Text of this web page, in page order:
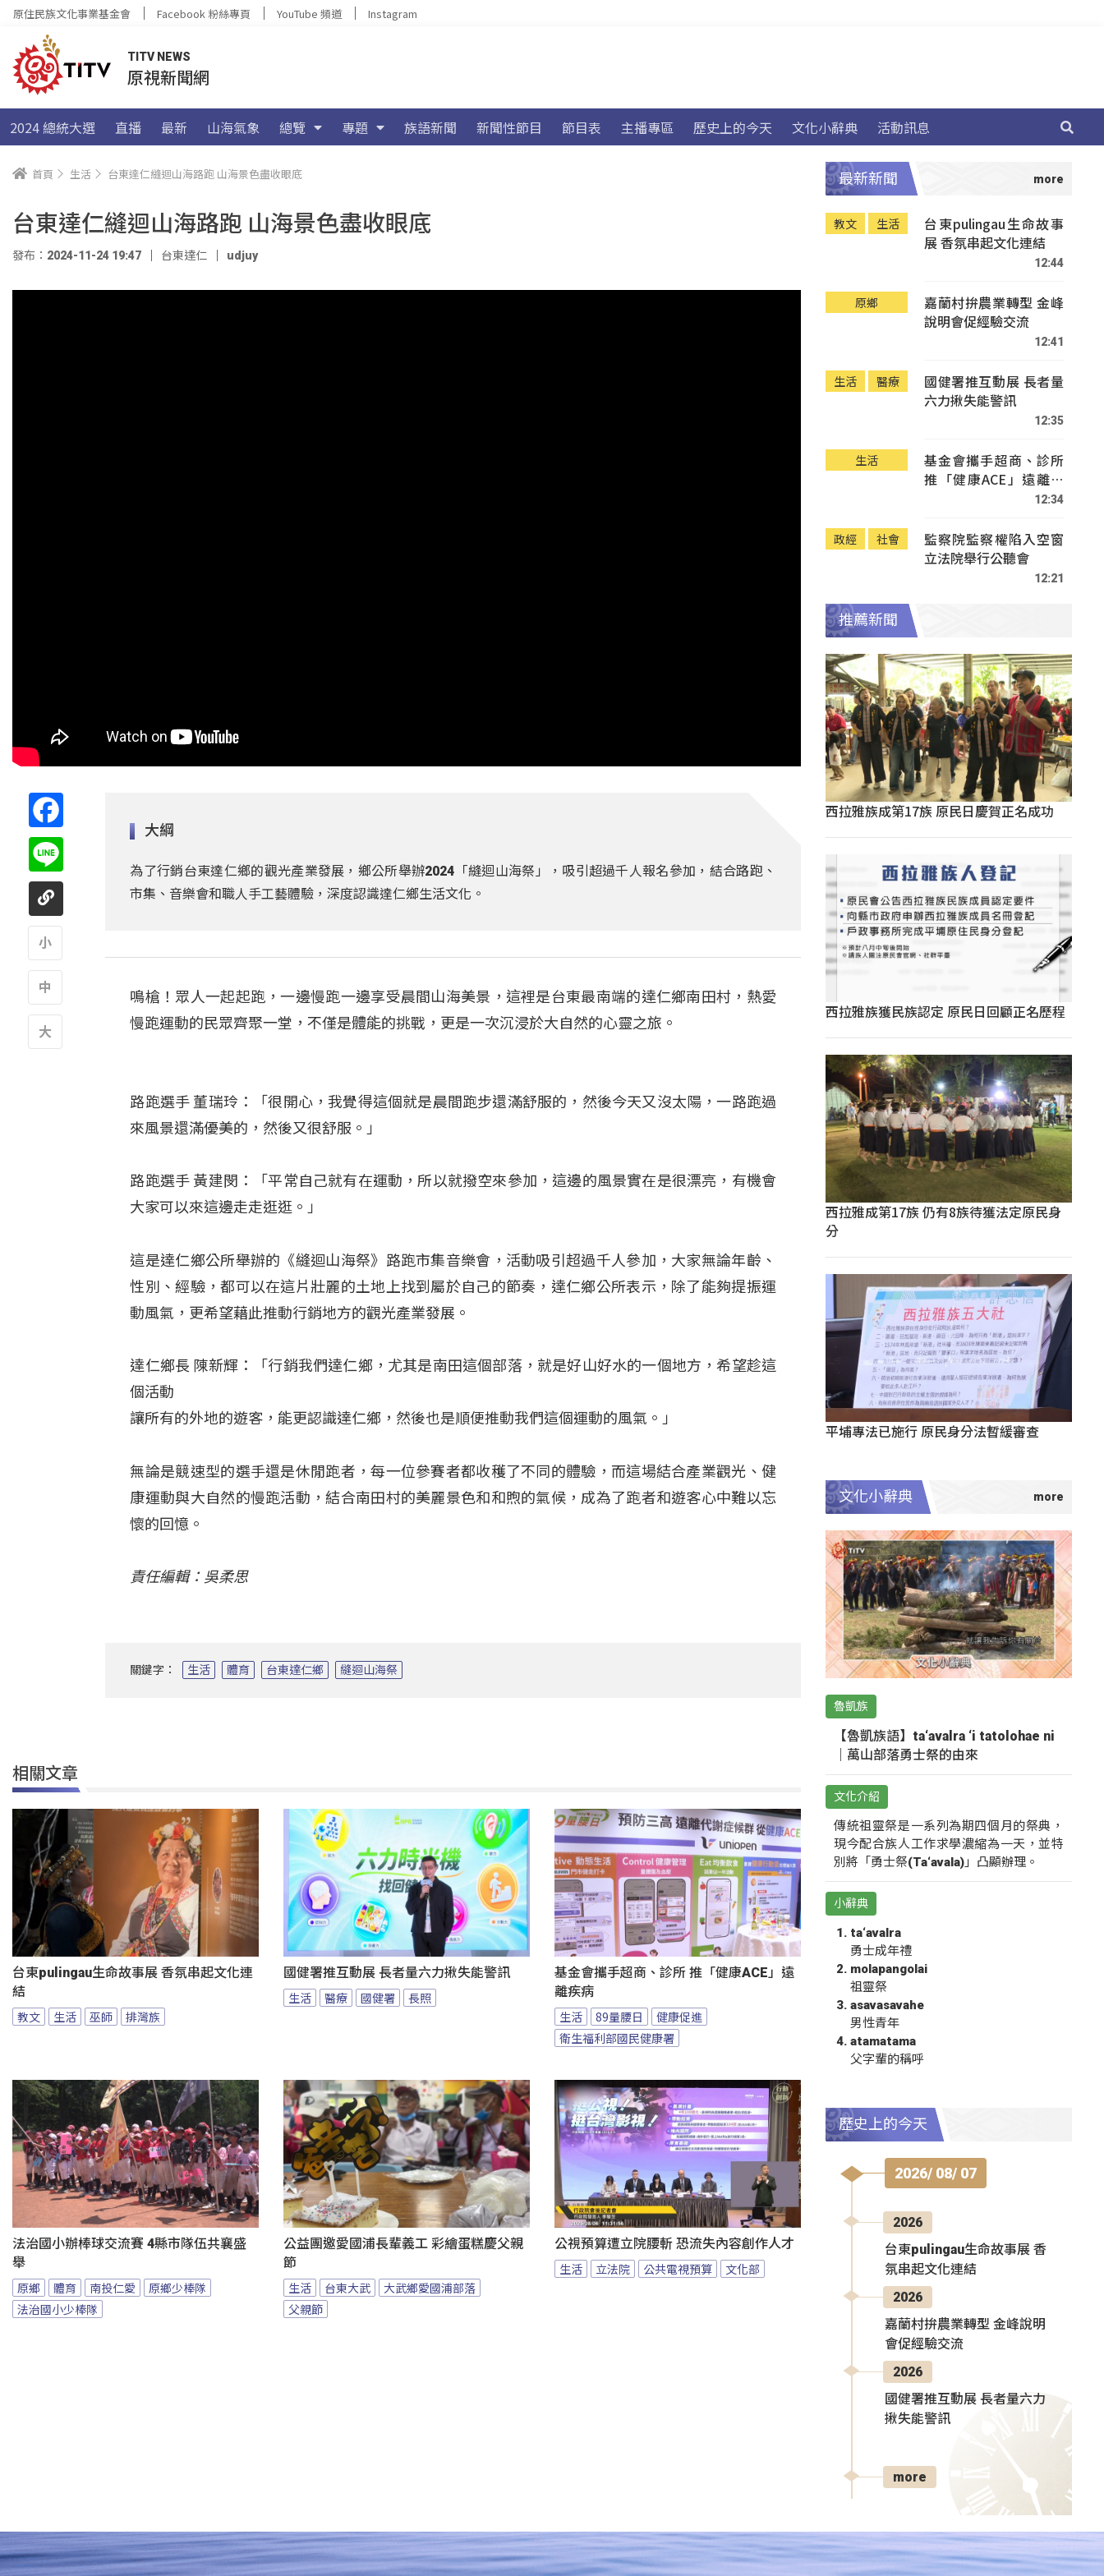
原住民族文化事業基金會 Facebook 粉絲專頁 YouTube 頻道 Instagram
TITV NEWS
原視新聞網
2024 總統大選 直播 最新 山海氣象 總覽 專題 族語新聞 新聞性節目 節目表 主播專區 歷史上的今天 文化小辭典 活動訊息
首頁 生活 台東達仁縫迴山海路跑 山海景色盡收眼底
台東達仁縫迴山海路跑 山海景色盡收眼底
發布：2024-11-24 19:47 台東達仁 udjuy
大綱
為了行銷台東達仁鄉的觀光產業發展，鄉公所舉辦2024「縫迴山海祭」，吸引超過千人報名參加，結合路跑、
市集、音樂會和職人手工藝體驗，深度認識達仁鄉生活文化。
鳴槍！眾人一起起跑，一邊慢跑一邊享受晨間山海美景，這裡是台東最南端的達仁鄉南田村，熱愛
慢跑運動的民眾齊聚一堂，不僅是體能的挑戰，更是一次沉浸於大自然的心靈之旅。
路跑選手 董瑞玲：「很開心，我覺得這個就是晨間跑步還滿舒服的，然後今天又沒太陽，一路跑過
來風景還滿優美的，然後又很舒服。」
路跑選手 黃建閔：「平常自己就有在運動，所以就撥空來參加，這邊的風景實在是很漂亮，有機會
大家可以來這邊走走逛逛。」
這是達仁鄉公所舉辦的《縫迴山海祭》路跑市集音樂會，活動吸引超過千人參加，大家無論年齡、
性別、經驗，都可以在這片壯麗的土地上找到屬於自己的節奏，達仁鄉公所表示，除了能夠提振運
動風氣，更希望藉此推動行銷地方的觀光產業發展。
達仁鄉長 陳新輝：「行銷我們達仁鄉，尤其是南田這個部落，就是好山好水的一個地方，希望趁這
個活動
讓所有的外地的遊客，能更認識達仁鄉，然後也是順便推動我們這個運動的風氣。」
無論是競速型的選手還是休閒跑者，每一位參賽者都收穫了不同的體驗，而這場結合產業觀光、健
康運動與大自然的慢跑活動，結合南田村的美麗景色和和煦的氣候，成為了跑者和遊客心中難以忘
懷的回憶。
責任編輯：吳柔思
關鍵字： 生活 體育 台東達仁鄉 縫迴山海祭
相關文章
台東pulingau生命故事展 香氛串起文化連
結
教文 生活 巫師 排灣族
國健署推互動展 長者量六力揪失能警訊
生活 醫療 國健署 長照
基金會攜手超商、診所 推「健康ACE」遠
離疾病
生活 89量腰日
健康促進
衛生福利部國民健康署
法治國小辦棒球交流賽 4縣市隊伍共襄盛
舉
原鄉 體育 南投仁愛
原鄉少棒隊
法治國小少棒隊
公益團邀愛國浦長輩義工 彩繪蛋糕慶父親
節
生活 台東大武
大武鄉愛國浦部落
父親節
公視預算遭立院腰斬 恐流失內容創作人才
生活 立法院 公共電視預算 文化部
最新新聞
教文 生活
台東pulingau生命故事
展 香氛串起文化連結
12:44
原鄉
嘉蘭村拚農業轉型 金峰
說明會促經驗交流
12:41
生活 醫療
國健署推互動展 長者量
六力揪失能警訊
12:35
生活
基金會攜手超商、診所
推「健康ACE」遠離疾
12:34
政經 社會
監察院監察權陷入空窗
立法院舉行公聽會
12:21
推薦新聞
西拉雅族成第17族 原民日慶賀正名成功
西拉雅族獲民族認定 原民日回顧正名歷程
西拉雅成第17族 仍有8族待獲法定原民身
分
平埔專法已施行 原民身分法暫緩審查
文化小辭典
魯凱族
【魯凱族語】ta‘avalra ‘i tatolohae ni
｜萬山部落勇士祭的由來
文化介紹
傳統祖靈祭是一系列為期四個月的祭典，
現今配合族人工作求學濃縮為一天，並特
別將「勇士祭(Ta‘avala)」凸顯辦理。
小辭典
ta‘avalra
勇士成年禮
molapangolai
祖靈祭
asavasavahe
男性青年
atamatama
父字輩的稱呼
歷史上的今天
2026/ 08/ 07
2026
台東pulingau生命故事展 香
氛串起文化連結
2026
嘉蘭村拚農業轉型 金峰說明
會促經驗交流
2026
國健署推互動展 長者量六力
揪失能警訊
more